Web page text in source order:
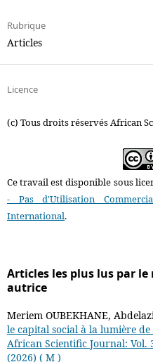
Rubrique
Articles
Licence
(c) Tous droits réservés African
Ce travail est disponible sous
- Pas d'Utilisation
International.
Articles les plus lus par
autrice
Meriem OUBEKHANE,
le capital social à la lumière
African Scientific Journal: Vol.
(2026) ( M )